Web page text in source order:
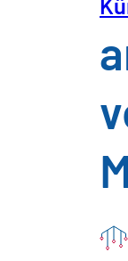
Vielfalt
und